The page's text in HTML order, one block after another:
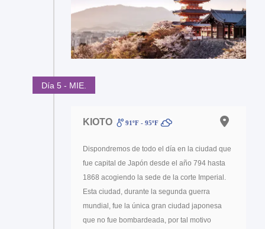
Día 5 - MIE.
KIOTO 91ºF - 95ºF
Dispondremos de todo el día en la ciudad que
fue capital de Japón desde el año 794 hasta
1868 acogiendo la sede de la corte Imperial.
Esta ciudad, durante la segunda guerra
mundial, fue la única gran ciudad japonesa
que no fue bombardeada, por tal motivo